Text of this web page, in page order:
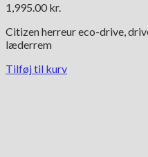
1,995.00 kr.
Citizen herreur eco-drive,
læderrem
Tilføj til kurv